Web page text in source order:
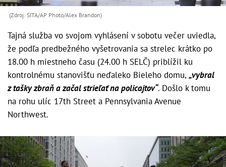
(Zdroj: SITA/AP Photo/Alex Brandon)
Tajná služba vo svojom vyhlásení v sobotu večer uviedla,
že podľa predbežného vyšetrovania sa strelec krátko po
18.00 h miestneho času (24.00 h SELČ) priblížil ku
kontrolnému stanovišťu neďaleko Bieleho domu, „vybral
z tašky zbraň a začal strieľať na policajtov“. Došlo k tomu
na rohu ulíc 17th Street a Pennsylvania Avenue
Northwest.